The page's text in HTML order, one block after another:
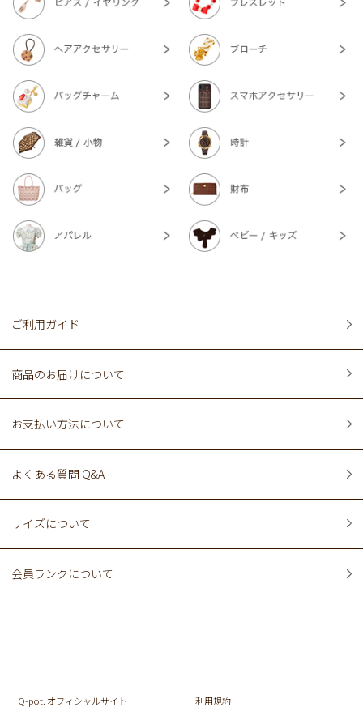
ご利用ガイド
商品のお届けについて
お支払い方法について
よくある質問 Q&A
サイズについて
会員ランクについて
Q-pot. オフィシャルサイト 利用規約